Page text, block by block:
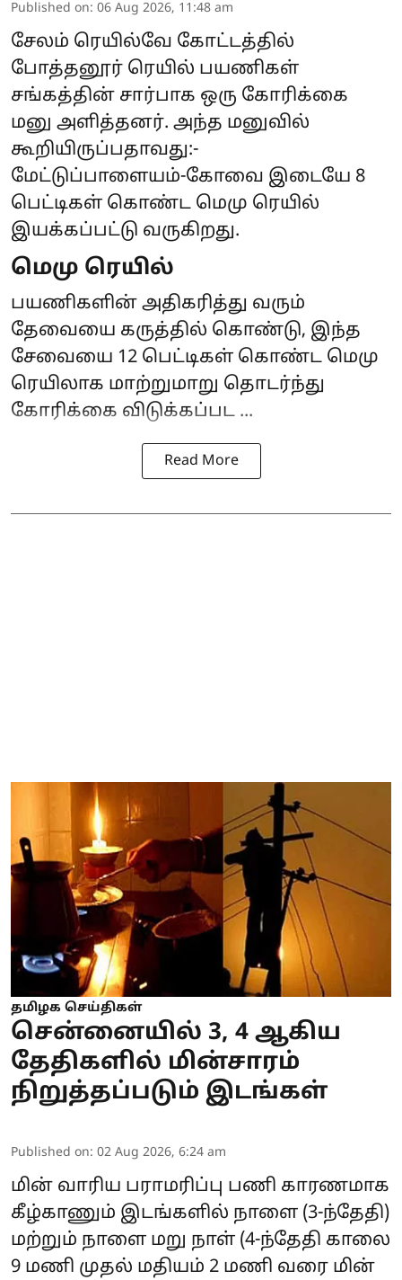
Published on: 06 Aug 2026, 11:48 am
சேலம் ரெயில்வே கோட்டத்தில்
போத்தனூர் ரெயில் பயணிகள்
சங்கத்தின் சார்பாக ஒரு கோரிக்கை
மனு அளித்தனர். அந்த மனுவில்
கூறியிருப்பதாவது:-
மேட்டுப்பாளையம்-கோவை இடையே 8
பெட்டிகள் கொண்ட மெமு ரெயில்
இயக்கப்பட்டு வருகிறது.
மெமு ரெயில்
பயணிகளின் அதிகரித்து வரும்
தேவையை கருத்தில் கொண்டு, இந்த
சேவையை 12 பெட்டிகள் கொண்ட மெமு
ரெயிலாக மாற்றுமாறு தொடர்ந்து
கோரிக்கை விடுக்கப்பட ...
Read More
தமிழக செய்திகள்
சென்னையில் 3, 4 ஆகிய
தேதிகளில் மின்சாரம்
நிறுத்தப்படும் இடங்கள்
Published on: 02 Aug 2026, 6:24 am
மின் வாரிய பராமரிப்பு பணி காரணமாக
கீழ்காணும் இடங்களில் நாளை (3-ந்தேதி)
மற்றும் நாளை மறு நாள் (4-ந்தேதி காலை
9 மணி முதல் மதியம் 2 மணி வரை மின்